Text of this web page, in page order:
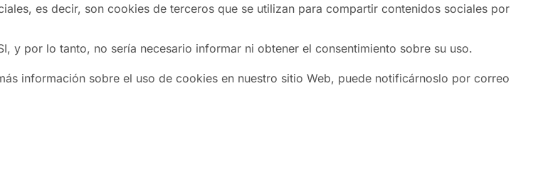
es decir, son cookies de terceros que se utilizan para compartir contenidos sociales por
y por lo tanto, no sería necesario informar ni obtener el consentimiento sobre su uso.
información sobre el uso de cookies en nuestro sitio Web, puede notificárnoslo por correo